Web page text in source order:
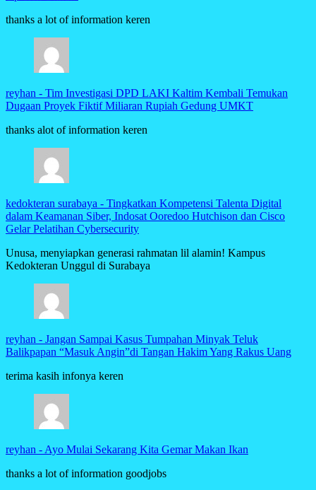
thanks a lot of information keren
reyhan - Tim Investigasi DPD LAKI Kaltim Kembali Temukan
Dugaan Proyek Fiktif Miliaran Rupiah Gedung UMKT
thanks alot of information keren
kedokteran surabaya - Tingkatkan Kompetensi Talenta Digital
dalam Keamanan Siber, Indosat Ooredoo Hutchison dan Cisco
Gelar Pelatihan Cybersecurity
Unusa, menyiapkan generasi rahmatan lil alamin! Kampus
Kedokteran Unggul di Surabaya
reyhan - Jangan Sampai Kasus Tumpahan Minyak Teluk
Balikpapan “Masuk Angin”di Tangan Hakim Yang Rakus Uang
terima kasih infonya keren
reyhan - Ayo Mulai Sekarang Kita Gemar Makan Ikan
thanks a lot of information goodjobs